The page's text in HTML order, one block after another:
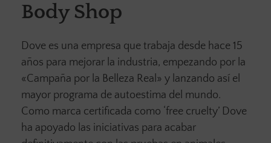
Body Shop
Dove es una empresa que trabaja desde hace 15
años para mejorar la industria, empezando por la
«Campaña por la Belleza Real» y lanzando así el
mayor programa de autoestima del mundo.
Como marca certificada como ‘free cruelty’ Dove
ha apoyado las iniciativas para acabar